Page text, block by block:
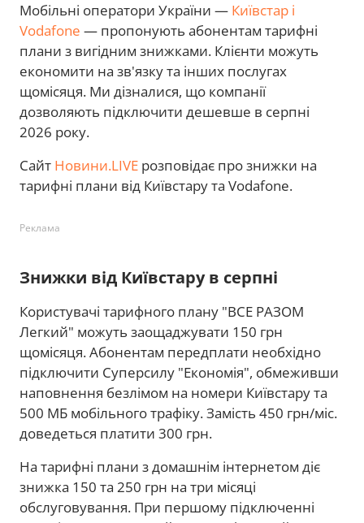
Мобільні оператори України — Київстар і
Vodafone — пропонують абонентам тарифні
плани з вигідним знижками. Клієнти можуть
економити на зв'язку та інших послугах
щомісяця. Ми дізналися, що компанії
дозволяють підключити дешевше в серпні
2026 року.
Сайт Новини.LIVE розповідає про знижки на
тарифні плани від Київстару та Vodafone.
Реклама
Знижки від Київстару в серпні
Користувачі тарифного плану "ВСЕ РАЗОМ
Легкий" можуть заощаджувати 150 грн
щомісяця. Абонентам передплати необхідно
підключити Суперсилу "Економія", обмеживши
наповнення безлімом на номери Київстару та
500 МБ мобільного трафіку. Замість 450 грн/міс.
доведеться платити 300 грн.
На тарифні плани з домашнім інтернетом діє
знижка 150 та 250 грн на три місяці
обслуговування. При першому підключенні